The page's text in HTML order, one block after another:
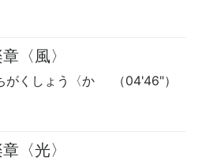
〈風〉
（04'46"）
がくしょう〈か
〈光〉